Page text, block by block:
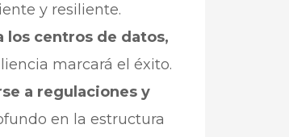
y resiliente.
los centros de datos,
marcará el éxito.
a regulaciones y
en la estructura